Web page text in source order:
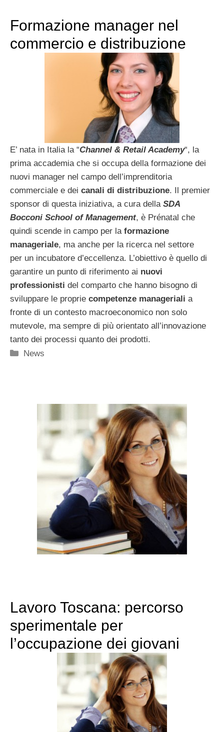
Formazione manager nel
commercio e distribuzione
E’ nata in Italia la “Channel & Retail Academy“, la
prima accademia che si occupa della formazione dei
nuovi manager nel campo dell’imprenditoria
commerciale e dei canali di distribuzione. Il premier
sponsor di questa iniziativa, a cura della SDA
Bocconi School of Management, è Prénatal che
quindi scende in campo per la formazione
manageriale, ma anche per la ricerca nel settore
per un incubatore d’eccellenza. L’obiettivo è quello di
garantire un punto di riferimento ai nuovi
professionisti del comparto che hanno bisogno di
sviluppare le proprie competenze manageriali a
fronte di un contesto macroeconomico non solo
mutevole, ma sempre di più orientato all’innovazione
tanto dei processi quanto dei prodotti.
Categorie
News
Lavoro Toscana: percorso
sperimentale per
l’occupazione dei giovani